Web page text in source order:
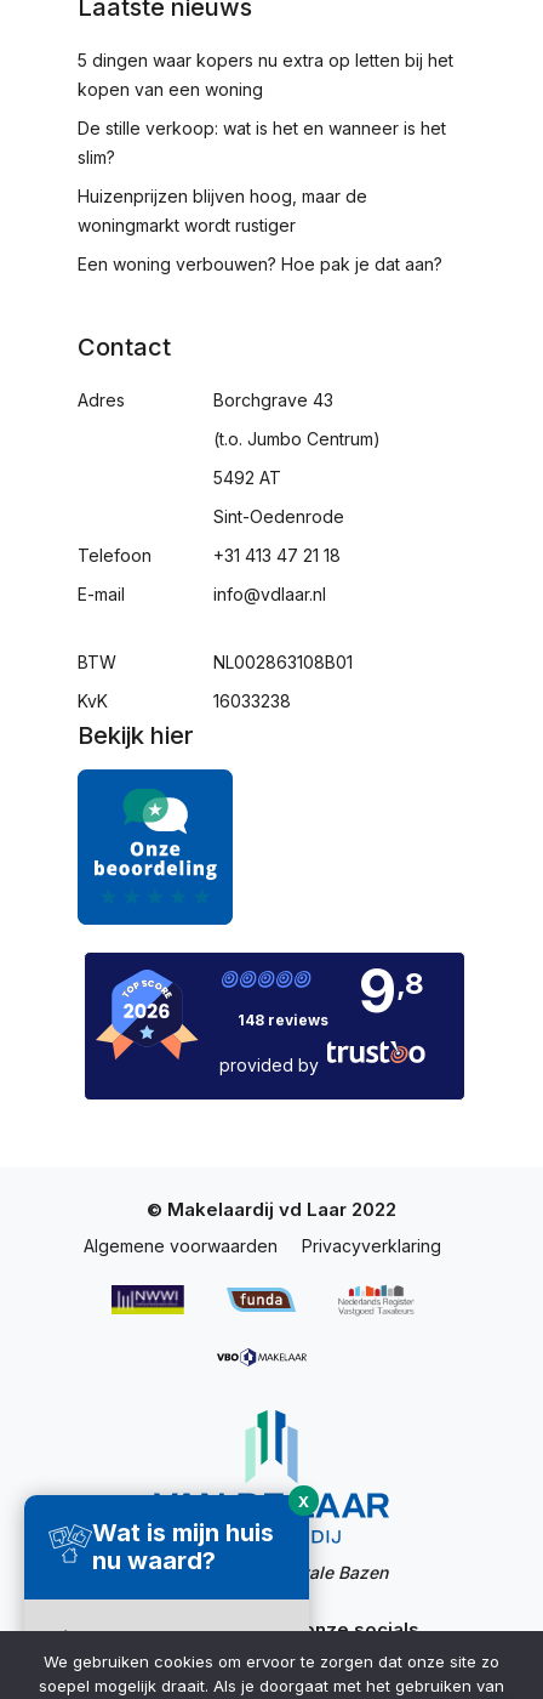
Wat is mijn huis
nu waard?
Direct een
waardecheck
X
Laatste nieuws
5 dingen waar kopers nu extra op letten bij het
kopen van een woning
De stille verkoop: wat is het en wanneer is het
slim?
Huizenprijzen blijven hoog, maar de
woningmarkt wordt rustiger
Een woning verbouwen? Hoe pak je dat aan?
Contact
Adres
Telefoon
E-mail
BTW
KvK
Borchgrave 43
(t.o. Jumbo Centrum)
5492 AT
Sint-Oedenrode
+31 413 47 21 18
info@vdlaar.nl
NL002863108B01
16033238
Bekijk hier
148 reviews 9,8
provided by
© Makelaardij vd Laar 2022
Algemene voorwaarden Privacyverklaring
Website door: Digitale Bazen
Ook bereikbaar via onze socials
We gebruiken cookies om ervoor te zorgen dat onze site zo
soepel mogelijk draait. Als je doorgaat met het gebruiken van